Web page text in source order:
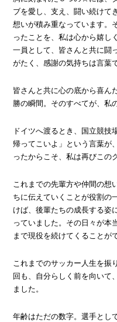
ブを愛し、支え、闘い続けて
想いが積み重なっています。
ったことを、私は心から嬉し
一員として、皆さんと共に闘
がたく、感謝の気持ちは言葉
皆さんと共に心の底から喜ん
勝の瞬間。そのすべてが、私
ドイツへ渡るとき、国立競
帰ってこいよ」という言葉が
ったからこそ、私は再びこの
これまでの先輩方や仲間の想
ちに伝えていくことが役割の
けば、後輩たちの成長する姿
っていました。その日々が本
まで現役を続けてくることが
これまでのサッカー人生を振
回も、自分らしく前を向いて
ました。
年齢はただの数字。選手とし